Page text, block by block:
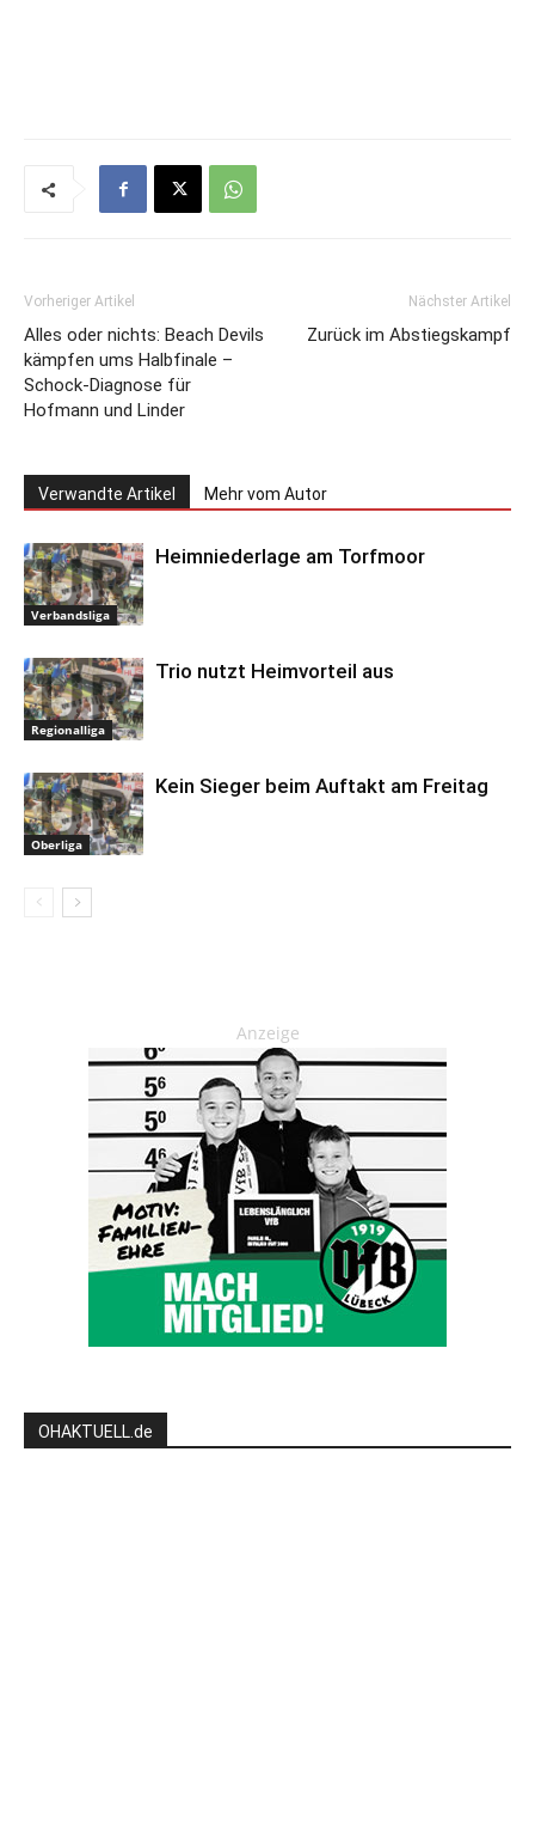
Vorheriger Artikel
Alles oder nichts: Beach Devils
kämpfen ums Halbfinale –
Schock-Diagnose für
Hofmann und Linder
Nächster Artikel
Zurück im Abstiegskampf
Verwandte Artikel Mehr vom Autor
Verbandsliga
Heimniederlage am Torfmoor
Regionalliga
Trio nutzt Heimvorteil aus
Oberliga
Kein Sieger beim Auftakt am Freitag
Anzeige
OHAKTUELL.de